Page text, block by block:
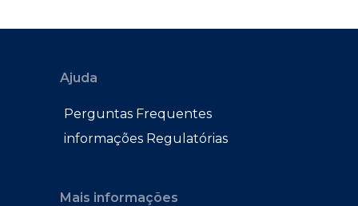
Ajuda
Perguntas Frequentes
informações Regulatórias
Mais informações